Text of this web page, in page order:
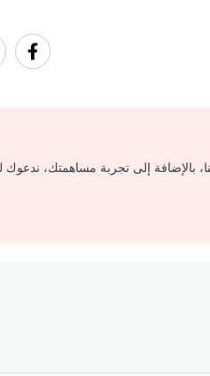
بالإضافة إلى تجربة مساهمتك، ندعوك